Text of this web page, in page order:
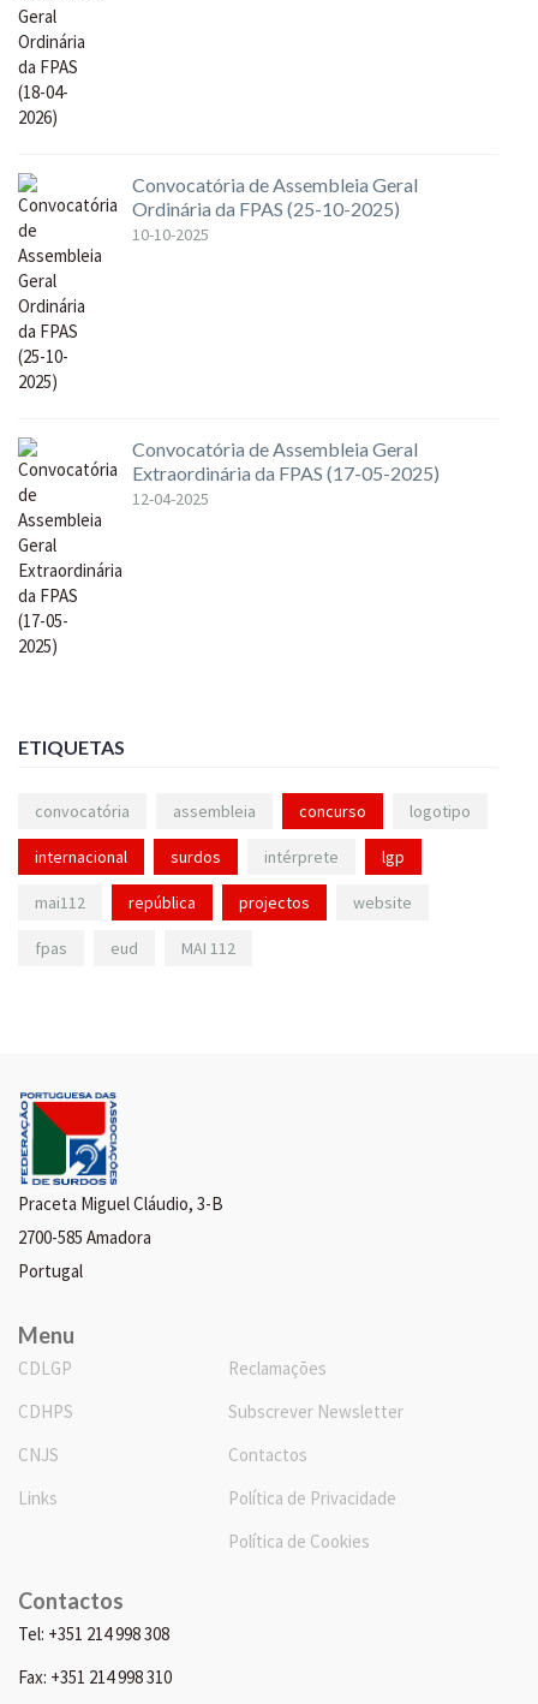
Convocatória de Assembleia Geral
Ordinária da FPAS (25-10-2025)
10-10-2025
Convocatória de Assembleia Geral
Extraordinária da FPAS (17-05-2025)
12-04-2025
ETIQUETAS
convocatória assembleia concurso logotipo
internacional surdos intérprete lgp
mai112 república projectos website
fpas eud MAI 112
Praceta Miguel Cláudio, 3-B
2700-585 Amadora
Portugal
Menu
CDLGP
CDHPS
CNJS
Links
Reclamações
Subscrever Newsletter
Contactos
Política de Privacidade
Política de Cookies
Contactos
Tel: +351 214 998 308
Fax: +351 214 998 310